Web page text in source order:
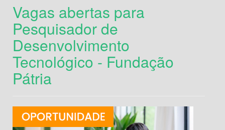
Vagas abertas para
Pesquisador de
Desenvolvimento
Tecnológico - Fundação
Pátria